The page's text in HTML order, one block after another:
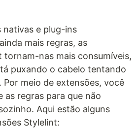
nativas e plug-ins
mais regras, as
tornam-nas mais consumíveis,
puxando o cabelo tentando
meio de extensões, você
as regras para que não
Aqui estão alguns
Stylelint: